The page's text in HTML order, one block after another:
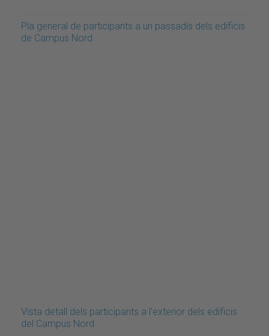
Pla general de participants a un passadís dels edificis
de Campus Nord
Vista detall dels participants a l’exterior dels edificis
del Campus Nord